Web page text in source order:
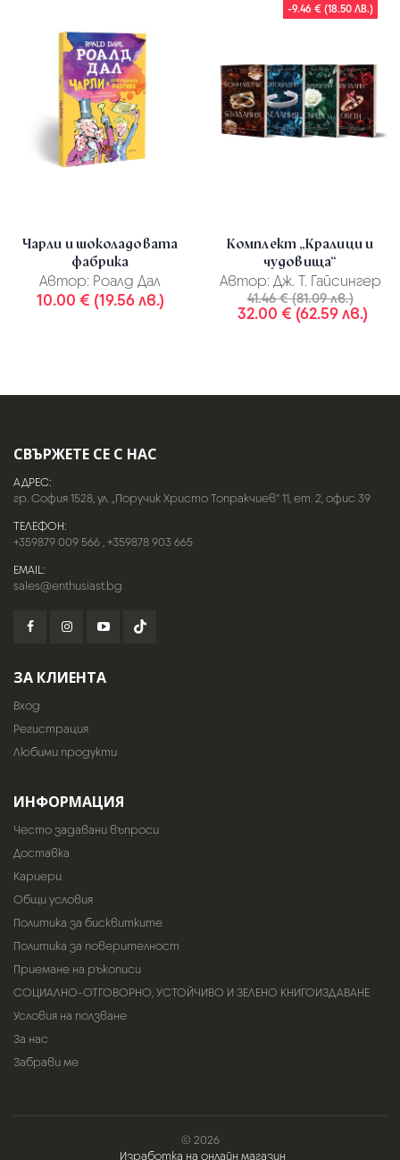
Чарли и шоколадовата
фабрика
Автор: Роалд Дал
10.00 € (19.56 лв.)
-9.46 € (18.50 ЛВ.)
Комплект „Кралици и
чудовища“
Автор: Дж. Т. Гайсингер
41.46 € (81.09 лв.)
32.00 € (62.59 лв.)
СВЪРЖЕТЕ СЕ С НАС
АДРЕС:
гр. София 1528, ул. „Поручик Христо Топракчиев“ 11, ет. 2, офис 39
ТЕЛЕФОН:
+359879 009 566,+359878 903 665
EMAIL:
sales@enthusiast.bg
ЗА КЛИЕНТА
Вход
Регистрация
Любими продукти
ИНФОРМАЦИЯ
Често задавани въпроси
Доставка
Кариери
Общи условия
Политика за бисквитките
Политика за поверителност
Приемане на ръкописи
СОЦИАЛНО-ОТГОВОРНО, УСТОЙЧИВО И ЗЕЛЕНО КНИГОИЗДАВАНЕ
Условия на ползване
За нас
Забрави ме
© 2026
Изработка на онлайн магазин